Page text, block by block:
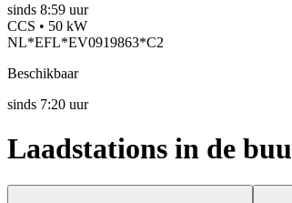
sinds 8:59 uur
CCS • 50 kW
NL*EFL*EV0919863*C2
Beschikbaar
sinds 7:20 uur
Laadstations in de